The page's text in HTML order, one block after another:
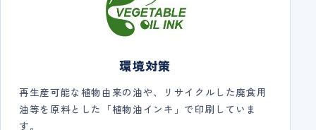
環境対策
再生産可能な植物由来の油や、リサイクルした廃食用
油等を原料とした「植物油インキ」で印刷していま
す。